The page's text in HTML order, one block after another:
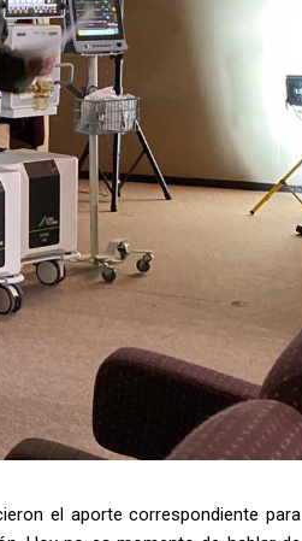
el aporte correspondiente para